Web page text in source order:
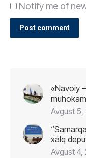
Notify me of
Post comment
«Navoiy
Avgust
xalq
Avgust 4,